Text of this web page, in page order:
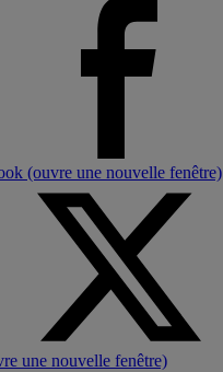
(ouvre une nouvelle fenêtre)
une nouvelle fenêtre)